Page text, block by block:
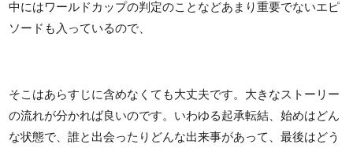
中にはワールドカップの判定のことなどあまり重要でないエピ
ソードも入っているので、
そこはあらすじに含めなくても大丈夫です。大きなストーリー
の流れが分かれば良いのです。いわゆる起承転結、始めはどん
な状態で、誰と出会ったりどんな出来事があって、最後はどう